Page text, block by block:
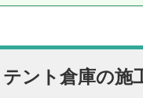
テント倉庫の施